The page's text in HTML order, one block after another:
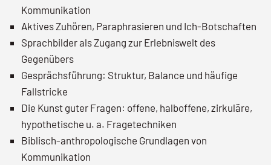
Kommunikation
Aktives Zuhören, Paraphrasieren und Ich-Botschaften
Sprachbilder als Zugang zur Erlebniswelt des
Gegenübers
Gesprächsführung: Struktur, Balance und häufige
Fallstricke
Die Kunst guter Fragen: offene, halboffene, zirkuläre,
hypothetische u. a. Fragetechniken
Biblisch-anthropologische Grundlagen von
Kommunikation